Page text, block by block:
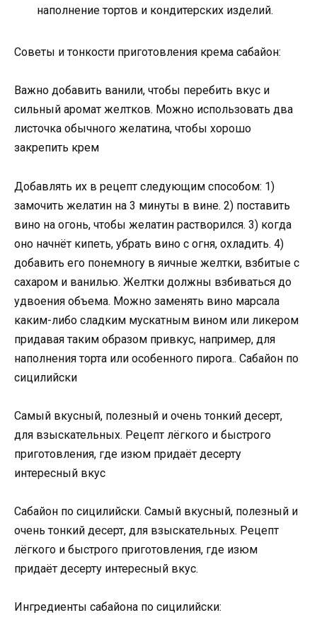
наполнение тортов и кондитерских изделий.
Советы и тонкости приготовления крема сабайон:
Важно добавить ванили, чтобы перебить вкус и
сильный аромат желтков. Можно использовать два
листочка обычного желатина, чтобы хорошо
закрепить крем
Добавлять их в рецепт следующим способом: 1)
замочить желатин на 3 минуты в вине. 2) поставить
вино на огонь, чтобы желатин растворился. 3) когда
оно начнёт кипеть, убрать вино с огня, охладить. 4)
добавить его понемногу в яичные желтки, взбитые с
сахаром и ванилью. Желтки должны взбиваться до
удвоения объема. Можно заменять вино марсала
каким-либо сладким мускатным вином или ликером
придавая таким образом привкус, например, для
наполнения торта или особенного пирога.. Сабайон по
сицилийски
Самый вкусный, полезный и очень тонкий десерт,
для взыскательных. Рецепт лёгкого и быстрого
приготовления, где изюм придаёт десерту
интересный вкус
Сабайон по сицилийски. Самый вкусный, полезный и
очень тонкий десерт, для взыскательных. Рецепт
лёгкого и быстрого приготовления, где изюм
придаёт десерту интересный вкус.
Ингредиенты сабайона по сицилийски: